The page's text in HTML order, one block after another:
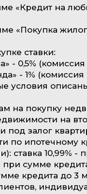
«Кредит на
«Покупка
ставки:
- 0,5% (комиссия
- 1%
условия
на покупку
на
под залог
по ипотечному
ставка 10,99% -
- при сумме
кредита до 3